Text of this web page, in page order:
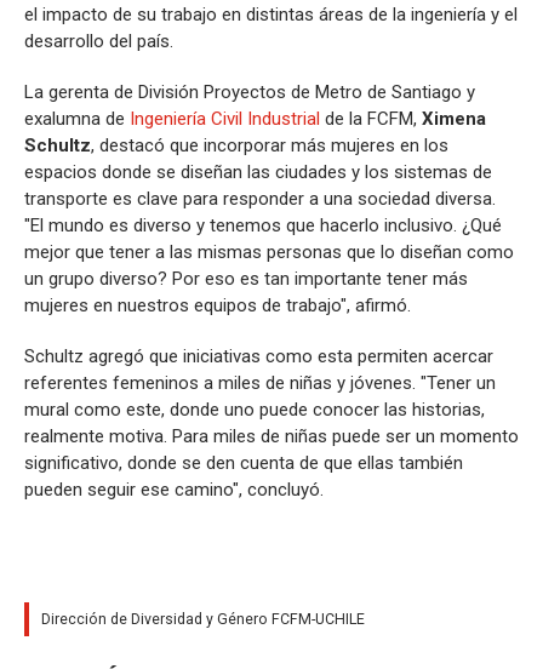
el impacto de su trabajo en distintas áreas de la ingeniería y el
desarrollo del país.
La gerenta de División Proyectos de Metro de Santiago y
exalumna de Ingeniería Civil Industrial de la FCFM, Ximena
Schultz, destacó que incorporar más mujeres en los
espacios donde se diseñan las ciudades y los sistemas de
transporte es clave para responder a una sociedad diversa.
"El mundo es diverso y tenemos que hacerlo inclusivo. ¿Qué
mejor que tener a las mismas personas que lo diseñan como
un grupo diverso? Por eso es tan importante tener más
mujeres en nuestros equipos de trabajo", afirmó.
Schultz agregó que iniciativas como esta permiten acercar
referentes femeninos a miles de niñas y jóvenes. "Tener un
mural como este, donde uno puede conocer las historias,
realmente motiva. Para miles de niñas puede ser un momento
significativo, donde se den cuenta de que ellas también
pueden seguir ese camino", concluyó.
Dirección de Diversidad y Género FCFM-UCHILE